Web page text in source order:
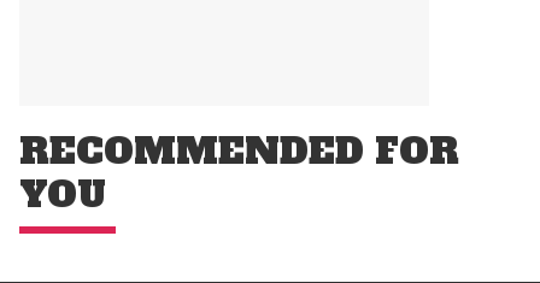
RECOMMENDED FOR
YOU